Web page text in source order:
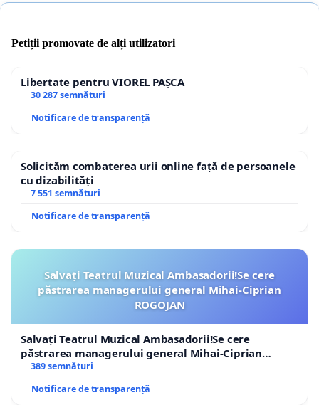
Petiții promovate de alți utilizatori
Libertate pentru VIOREL PAȘCA
30 287 semnături
Notificare de transparență
Solicităm combaterea urii online față de persoanele
cu dizabilități
7 551 semnături
Notificare de transparență
Salvați Teatrul Muzical Ambasadorii!Se cere
păstrarea managerului general Mihai-Ciprian
ROGOJAN
Salvați Teatrul Muzical Ambasadorii!Se cere
păstrarea managerului general Mihai-Ciprian
ROGOJAN
389 semnături
Notificare de transparență